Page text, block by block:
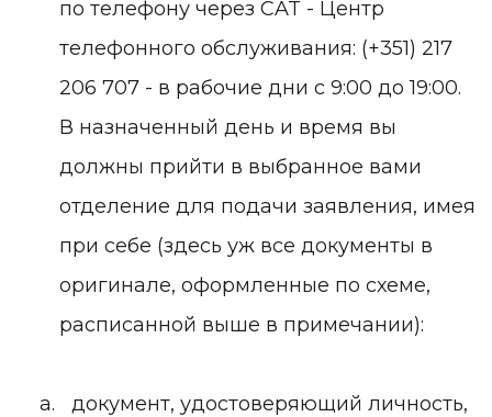
по телефону через CAT - Центр
телефонного обслуживания: (+351) 217
206 707 - в рабочие дни с 9:00 до 19:00.
В назначенный день и время вы
должны прийти в выбранное вами
отделение для подачи заявления, имея
при себе (здесь уж все документы в
оригинале, оформленные по схеме,
расписанной выше в примечании):
документ, удостоверяющий личность,